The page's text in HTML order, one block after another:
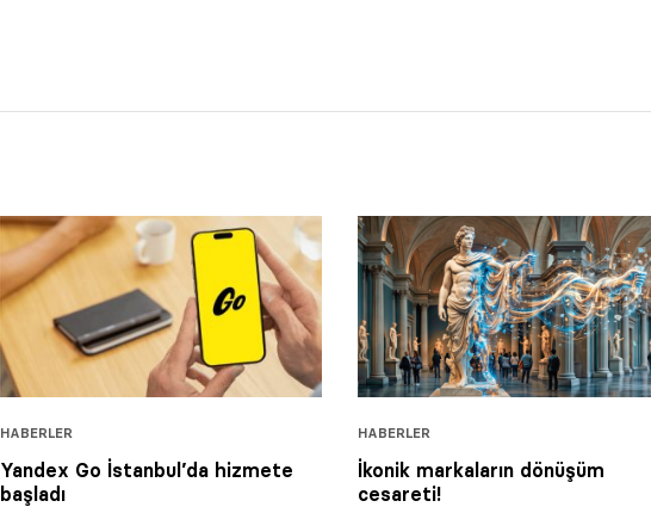
HABERLER
Yandex Go İstanbul’da hizmete
başladı
HABERLER
İkonik markaların dönüşüm
cesareti!